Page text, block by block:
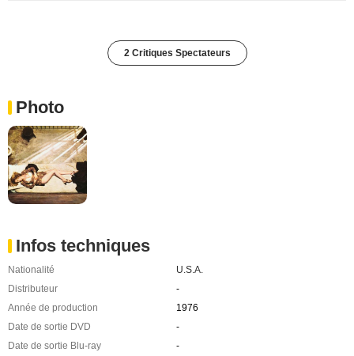
2 Critiques Spectateurs
Photo
Infos techniques
Nationalité
U.S.A.
Distributeur
-
Année de production
1976
Date de sortie DVD
-
Date de sortie Blu-ray
-